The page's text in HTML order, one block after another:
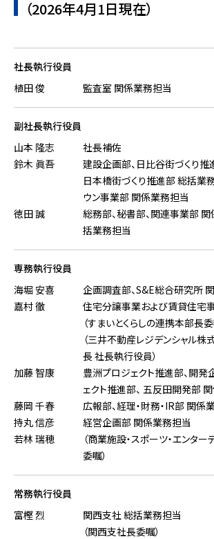
（2026年4月1日現在）
社長執行役員
植田 俊
監査室 関係業務担当
副社長執行役員
山本 隆志
社長補佐
鈴木 眞吾
建設企画部、日比谷街づくり推
日本橋街づくり推進部 総括業
ウン事業部 関係業務担当
徳田 誠
総務部、秘書部、関連事業部
括業務担当
専務執行役員
海堀 安喜
企画調査部、S&E総合研究所
嘉村 徹
住宅分譲事業および賃貸住宅
（すまいとくらしの連携本部長委
（三井不動産レジデンシャル
長 社長執行役員）
加藤 智康
豊洲プロジェクト推進部、開発
ェクト推進部、 五反田開発部
藤岡 千春
広報部、経理・財務・IR部 関係
持丸 信彦
経営企画部 関係業務担当
若林 瑞穂
（商業施設・スポーツ・エンタ
委嘱）
常務執行役員
富樫 烈
関西支社 総括業務担当
（関西支社長委嘱）